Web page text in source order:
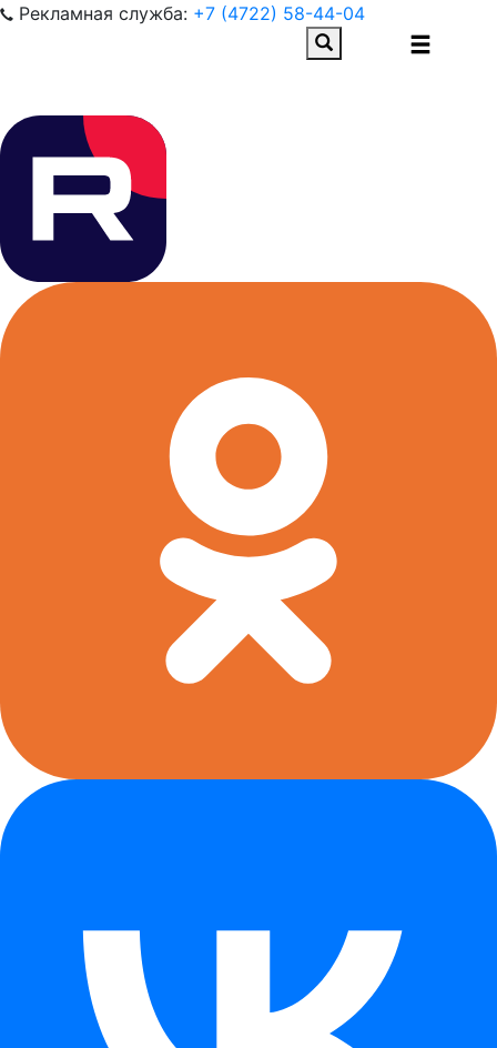
Рекламная служба: +7 (4722) 58-44-04